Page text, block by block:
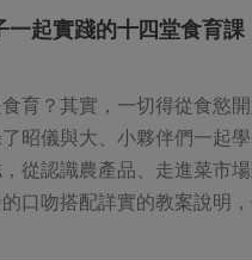
一起實踐的十四堂食育課
育？其實，一切得從食慾
昭儀與大、小夥伴們一起
從認識農產品、走進菜市場
的口吻搭配詳實的教案說明